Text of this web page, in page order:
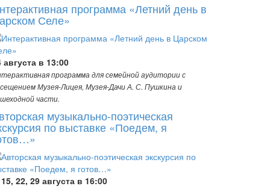
программа «Летний день в
Селе»
августа в 13:00
программа для семейной аудитории с
Музея-Лицея, Музея-Дачи А. С. Пушкина и
части.
музыкально-поэтическая
по выставке «Поедем, я
22, 29 августа в 16:00